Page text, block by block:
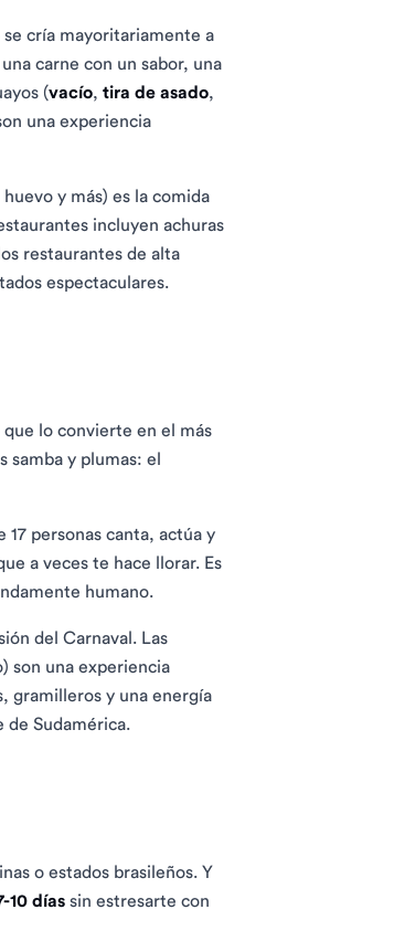
se cría mayoritariamente a
carne con un sabor, una
(vacío, tira de asado,
una experiencia
y más) es la comida
incluyen achuras
restaurantes de alta
espectaculares.
lo convierte en el más
samba y plumas: el
personas canta, actúa y
a veces te hace llorar. Es
humano.
del Carnaval. Las
son una experiencia
gramilleros y una energía
Sudamérica.
o estados brasileños. Y
10 días sin estresarte con